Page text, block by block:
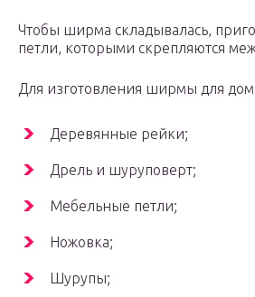
Чтобы ширма складывалась,
петли, которыми скрепляются
Для изготовления ширмы для
Деревянные рейки;
Дрель и шуруповерт;
Мебельные петли;
Ножовка;
Шурупы;